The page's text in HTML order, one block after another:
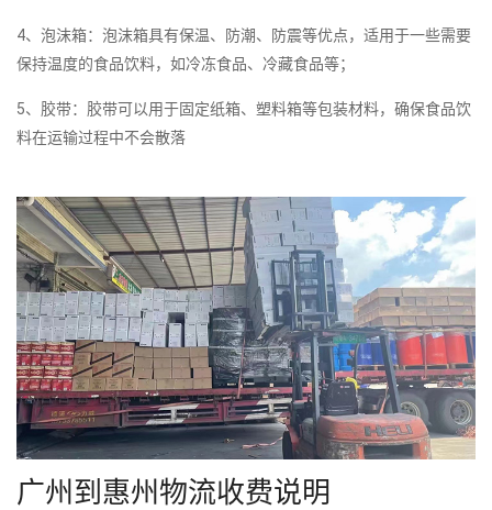
4、泡沫箱：泡沫箱具有保温、防潮、防震等优点，适用于一些需要
保持温度的食品饮料，如冷冻食品、冷藏食品等；
5、胶带：胶带可以用于固定纸箱、塑料箱等包装材料，确保食品饮
料在运输过程中不会散落
广州到惠州物流收费说明